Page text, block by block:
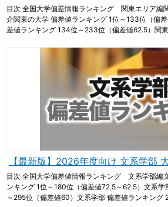
目次 全国大学偏差情報ランキング 関東エリア編
介関東の大学 偏差値ランキング 1位～133位（偏
差値ランキング 134位～233位（偏差値62.5）関
【最新版】2026年度向け 文系学部
目次 全国大学偏差値情報ランキング 文系学部編
ンキング 1位～180位（偏差値72.5～62.5）文系学
～295位（偏差値60）文系学部 偏差値ランキング